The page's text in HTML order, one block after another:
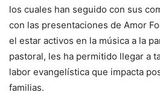
los cuales han seguido con sus
con las presentaciones de Amor
el estar activos en la música a la
pastoral, les ha permitido llegar a
labor evangelística que impacta
familias.